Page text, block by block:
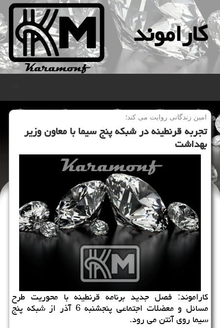
كاراموند
امین زندگانی روایت می كند؛
تجربه قرنطینه در شبكه پنج سیما با معاون وزیر
بهداشت
كاراموند: فصل جدید برنامه قرنطینه با محوریت طرح
مسائل و معضلات اجتماعی پنجشنبه 6 آذر از شبكه پنج
سیما روی آنتن می رود.